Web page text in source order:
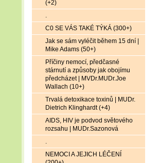
(+2)
.
C0 SE VÁS TAKÉ TÝKÁ (300+)
Jak se sám vyléčit během 15 dní |
Mike Adams (50+)
Příčiny nemocí, předčasné
stárnutí a způsoby jak obojímu
předcházet | MVDr.MUDr.Joe
Wallach (10+)
Trvalá detoxikace toxinů | MUDr.
Dietrich Klinghardt (+4)
AIDS, HIV je podvod světového
rozsahu | MUDr.Sazonová
.
NEMOCI A JEJICH LÉČENÍ